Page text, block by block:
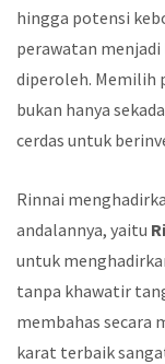
hingga potensi
perawatan
diperoleh. Memilih
bukan hanya
cerdas untuk
Rinnai
andalannya, yaitu
untuk
tanpa khawatir
membahas secara
karat terbaik